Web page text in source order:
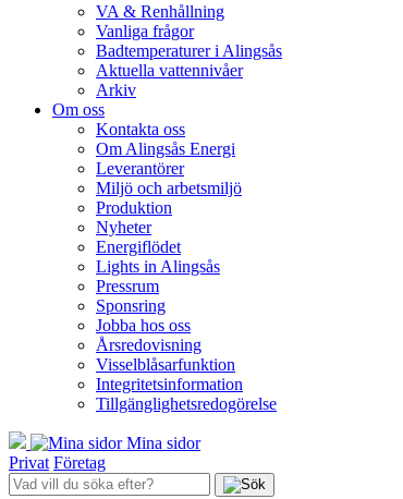
VA & Renhållning
Vanliga frågor
Badtemperaturer i Alingsås
Aktuella vattennivåer
Arkiv
Om oss
Kontakta oss
Om Alingsås Energi
Leverantörer
Miljö och arbetsmiljö
Produktion
Nyheter
Energiflödet
Lights in Alingsås
Pressrum
Sponsring
Jobba hos oss
Årsredovisning
Visselblåsarfunktion
Integritetsinformation
Tillgänglighetsredogörelse
Mina sidor
Privat Företag